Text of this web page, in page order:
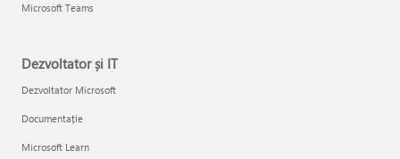
Microsoft Teams
Dezvoltator și IT
Dezvoltator Microsoft
Documentație
Microsoft Learn